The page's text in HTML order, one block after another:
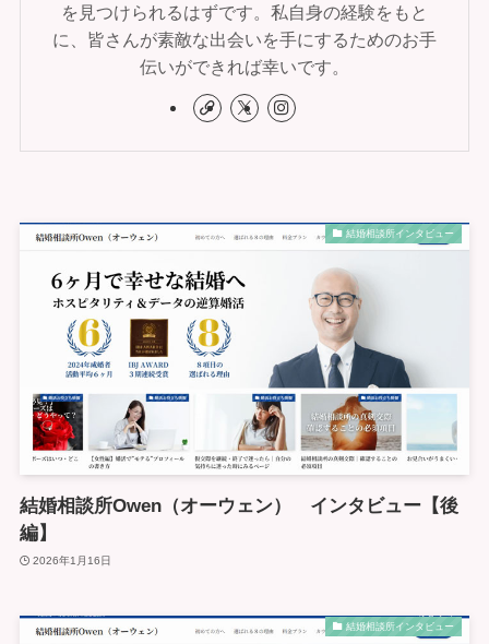
を見つけられるはずです。私自身の経験をもと
に、皆さんが素敵な出会いを手にするためのお手
伝いができれば幸いです。
結婚相談所インタビュー
結婚相談所Owen（オーウェン） インタビュー【後
編】
2026年1月16日
結婚相談所インタビュー